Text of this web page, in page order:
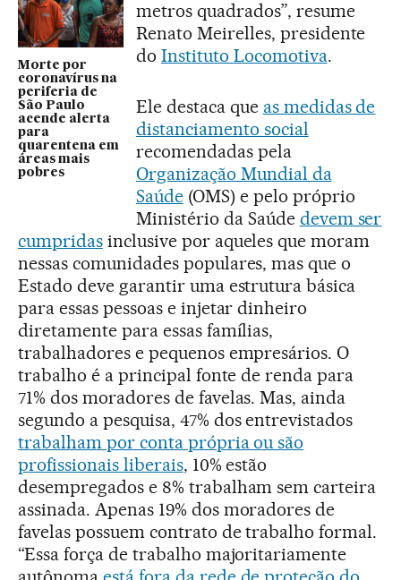
Morte por
coronavírus na
periferia de
São Paulo
acende alerta
para
quarentena em
áreas mais
pobres
metros quadrados”, resume
Renato Meirelles, presidente
do Instituto Locomotiva.
Ele destaca que as medidas de
distanciamento social
recomendadas pela
Organização Mundial da
Saúde(OMS) e pelo próprio
Ministério da Saúde devem ser
cumpridasinclusive por aqueles que moram
nessas comunidades populares, mas que o
Estado deve garantir uma estrutura básica
para essas pessoas e injetar dinheiro
diretamente para essas famílias,
trabalhadores e pequenos empresários. O
trabalho é a principal fonte de renda para
71% dos moradores de favelas. Mas, ainda
segundo a pesquisa, 47% dos entrevistados
trabalham por conta própria ou são
profissionais liberais, 10% estão
desempregados e 8% trabalham sem carteira
assinada. Apenas 19% dos moradores de
favelas possuem contrato de trabalho formal.
“Essa força de trabalho majoritariamente